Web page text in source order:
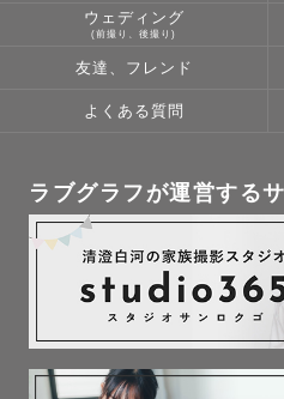
産まれる前からたくさんの愛
かけての出産。
の間の休息に、そしてご褒美に
この時しか残せない1枚を　ぜ
✏︎Lovegraph認定アートニュー
✏︎外部ワークショップ認定アー
＊ラブグラフのアートニュー
撮影時間が2時間となるのでそ
ウェディング
(前撮り、後撮り)
友達、フレンド
よくある質問
ラブグラフが運営する